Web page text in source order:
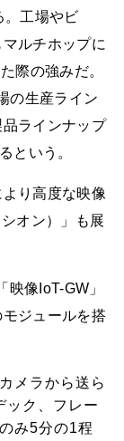
。工場やビ
ルチホップに
際の強みだ。
の生産ライン
ラインナップ
という。
り高度な映像
オン）」も展
像IoT-GW」
ジュールを搭
メラから送ら
ック、フレー
み5分の1程